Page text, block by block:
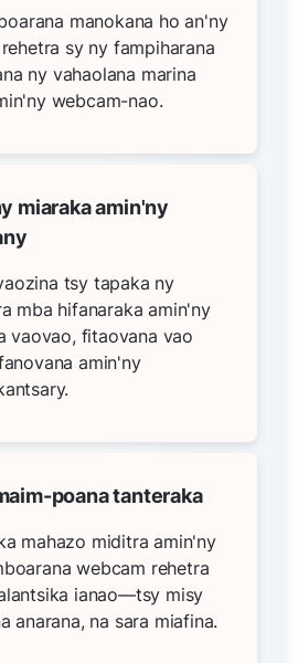
manokana ho an'ny
sy ny fampiharana
ny vahaolana marina
webcam-nao.
miaraka amin'ny
tsy tapaka ny
mba hifanaraka amin'ny
vaovao, fitaovana vao
amin'ny
poana tanteraka
mahazo miditra amin'ny
webcam rehetra
ianao—tsy misy
anarana, na sara miafina.